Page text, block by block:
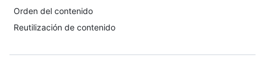
Orden del contenido
Reutilización de contenido